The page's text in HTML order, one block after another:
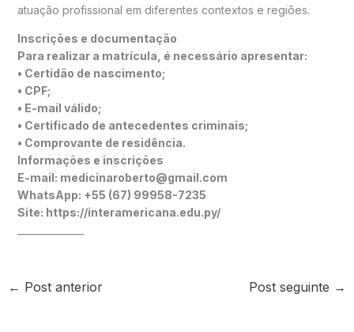
atuação profissional em diferentes contextos e regiões.
Inscrições e documentação
Para realizar a matrícula, é necessário apresentar:
• Certidão de nascimento;
• CPF;
• E-mail válido;
• Certificado de antecedentes criminais;
• Comprovante de residência.
Informações e inscrições
E-mail: medicinaroberto@gmail.com
WhatsApp: +55 (67) 99958-7235
Site: https://interamericana.edu.py/
← Post anterior Post seguinte →